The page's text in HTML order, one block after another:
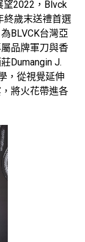
望2022，Blvck
終歲末送禮首選
BLVCK台灣亞
品牌軍刀與香
Dumangin J.
，從視覺延伸
將火花帶進各